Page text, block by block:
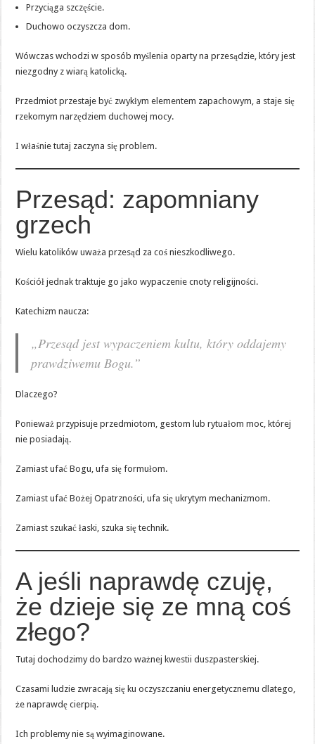
Przyciąga szczęście.
Duchowo oczyszcza dom.
Wówczas wchodzi w sposób myślenia oparty na przesądzie, który jest
niezgodny z wiarą katolicką.
Przedmiot przestaje być zwykłym elementem zapachowym, a staje się
rzekomym narzędziem duchowej mocy.
I właśnie tutaj zaczyna się problem.
Przesąd: zapomniany
grzech
Wielu katolików uważa przesąd za coś nieszkodliwego.
Kościół jednak traktuje go jako wypaczenie cnoty religijności.
Katechizm naucza:
„Przesąd jest wypaczeniem kultu, który oddajemy
prawdziwemu Bogu.”
Dlaczego?
Ponieważ przypisuje przedmiotom, gestom lub rytuałom moc, której
nie posiadają.
Zamiast ufać Bogu, ufa się formułom.
Zamiast ufać Bożej Opatrzności, ufa się ukrytym mechanizmom.
Zamiast szukać łaski, szuka się technik.
A jeśli naprawdę czuję,
że dzieje się ze mną coś
złego?
Tutaj dochodzimy do bardzo ważnej kwestii duszpasterskiej.
Czasami ludzie zwracają się ku oczyszczaniu energetycznemu dlatego,
że naprawdę cierpią.
Ich problemy nie są wyimaginowane.